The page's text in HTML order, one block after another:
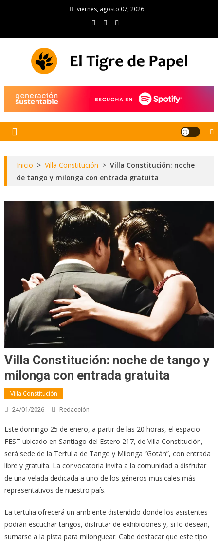
viernes, agosto 07, 2026
Inicio > Villa Constitución > Villa Constitución: noche
de tango y milonga con entrada gratuita
Villa Constitución: noche de tango y
milonga con entrada gratuita
Villa Constitución
24/01/2026 Redacción
Este domingo 25 de enero, a partir de las 20 horas, el espacio
FEST ubicado en Santiago del Estero 217, de Villa Constitución,
será sede de la Tertulia de Tango y Milonga “Gotán”, con entrada
libre y gratuita. La convocatoria invita a la comunidad a disfrutar
de una velada dedicada a uno de los géneros musicales más
representativos de nuestro país.
La tertulia ofrecerá un ambiente distendido donde los asistentes
podrán escuchar tangos, disfrutar de exhibiciones y, si lo desean,
sumarse a la pista para milonguear. Cabe destacar que este tipo